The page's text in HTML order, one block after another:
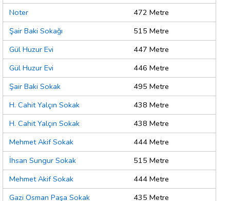
Noter
472 Metre
Şair Baki Sokağı
515 Metre
Gül Huzur Evi
447 Metre
Gül Huzur Evi
446 Metre
Şair Baki Sokak
495 Metre
H. Cahit Yalçın Sokak
438 Metre
H. Cahit Yalçın Sokak
438 Metre
Mehmet Akif Sokak
444 Metre
İhsan Sungur Sokak
515 Metre
Mehmet Akif Sokak
444 Metre
Gazi Osman Paşa Sokak
435 Metre